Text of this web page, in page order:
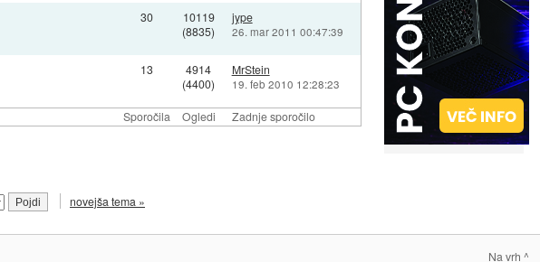
Sporočila Ogledi Zadnje sporočilo
30
10119
(8835)
jype
26. mar 2011 00:47:39
13
4914
(4400)
MrStein
19. feb 2010 12:28:23
novejša tema »
Na vrh ^